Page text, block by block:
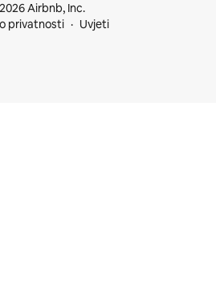
Airbnb, Inc.
privatnosti
Uvjeti